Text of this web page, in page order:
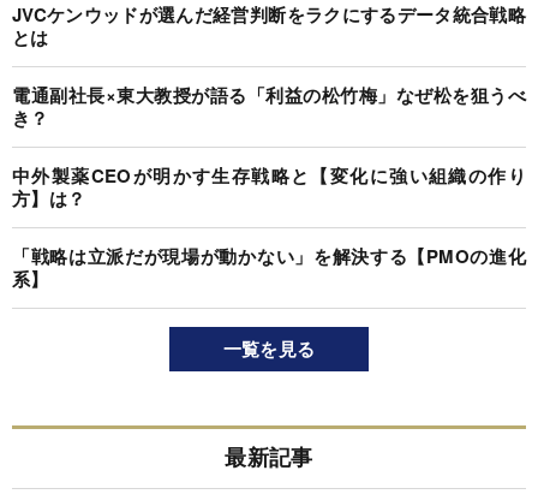
JVCケンウッドが選んだ経営判断をラクにするデータ統合戦略
とは
電通副社長×東大教授が語る「利益の松竹梅」なぜ松を狙うべ
き？
中外製薬CEOが明かす生存戦略と【変化に強い組織の作り
方】は？
「戦略は立派だが現場が動かない」を解決する【PMOの進化
系】
一覧を見る
最新記事